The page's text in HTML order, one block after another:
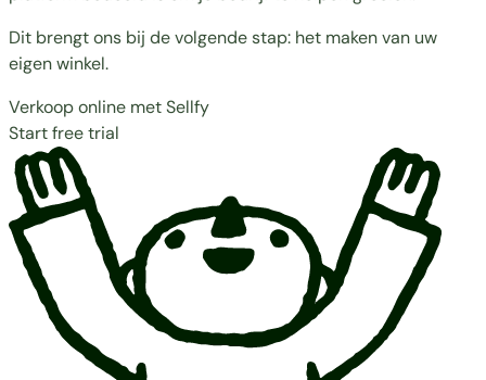
Dit brengt ons bij de volgende stap: het maken van uw
eigen winkel.
Verkoop online met Sellfy
Start free trial